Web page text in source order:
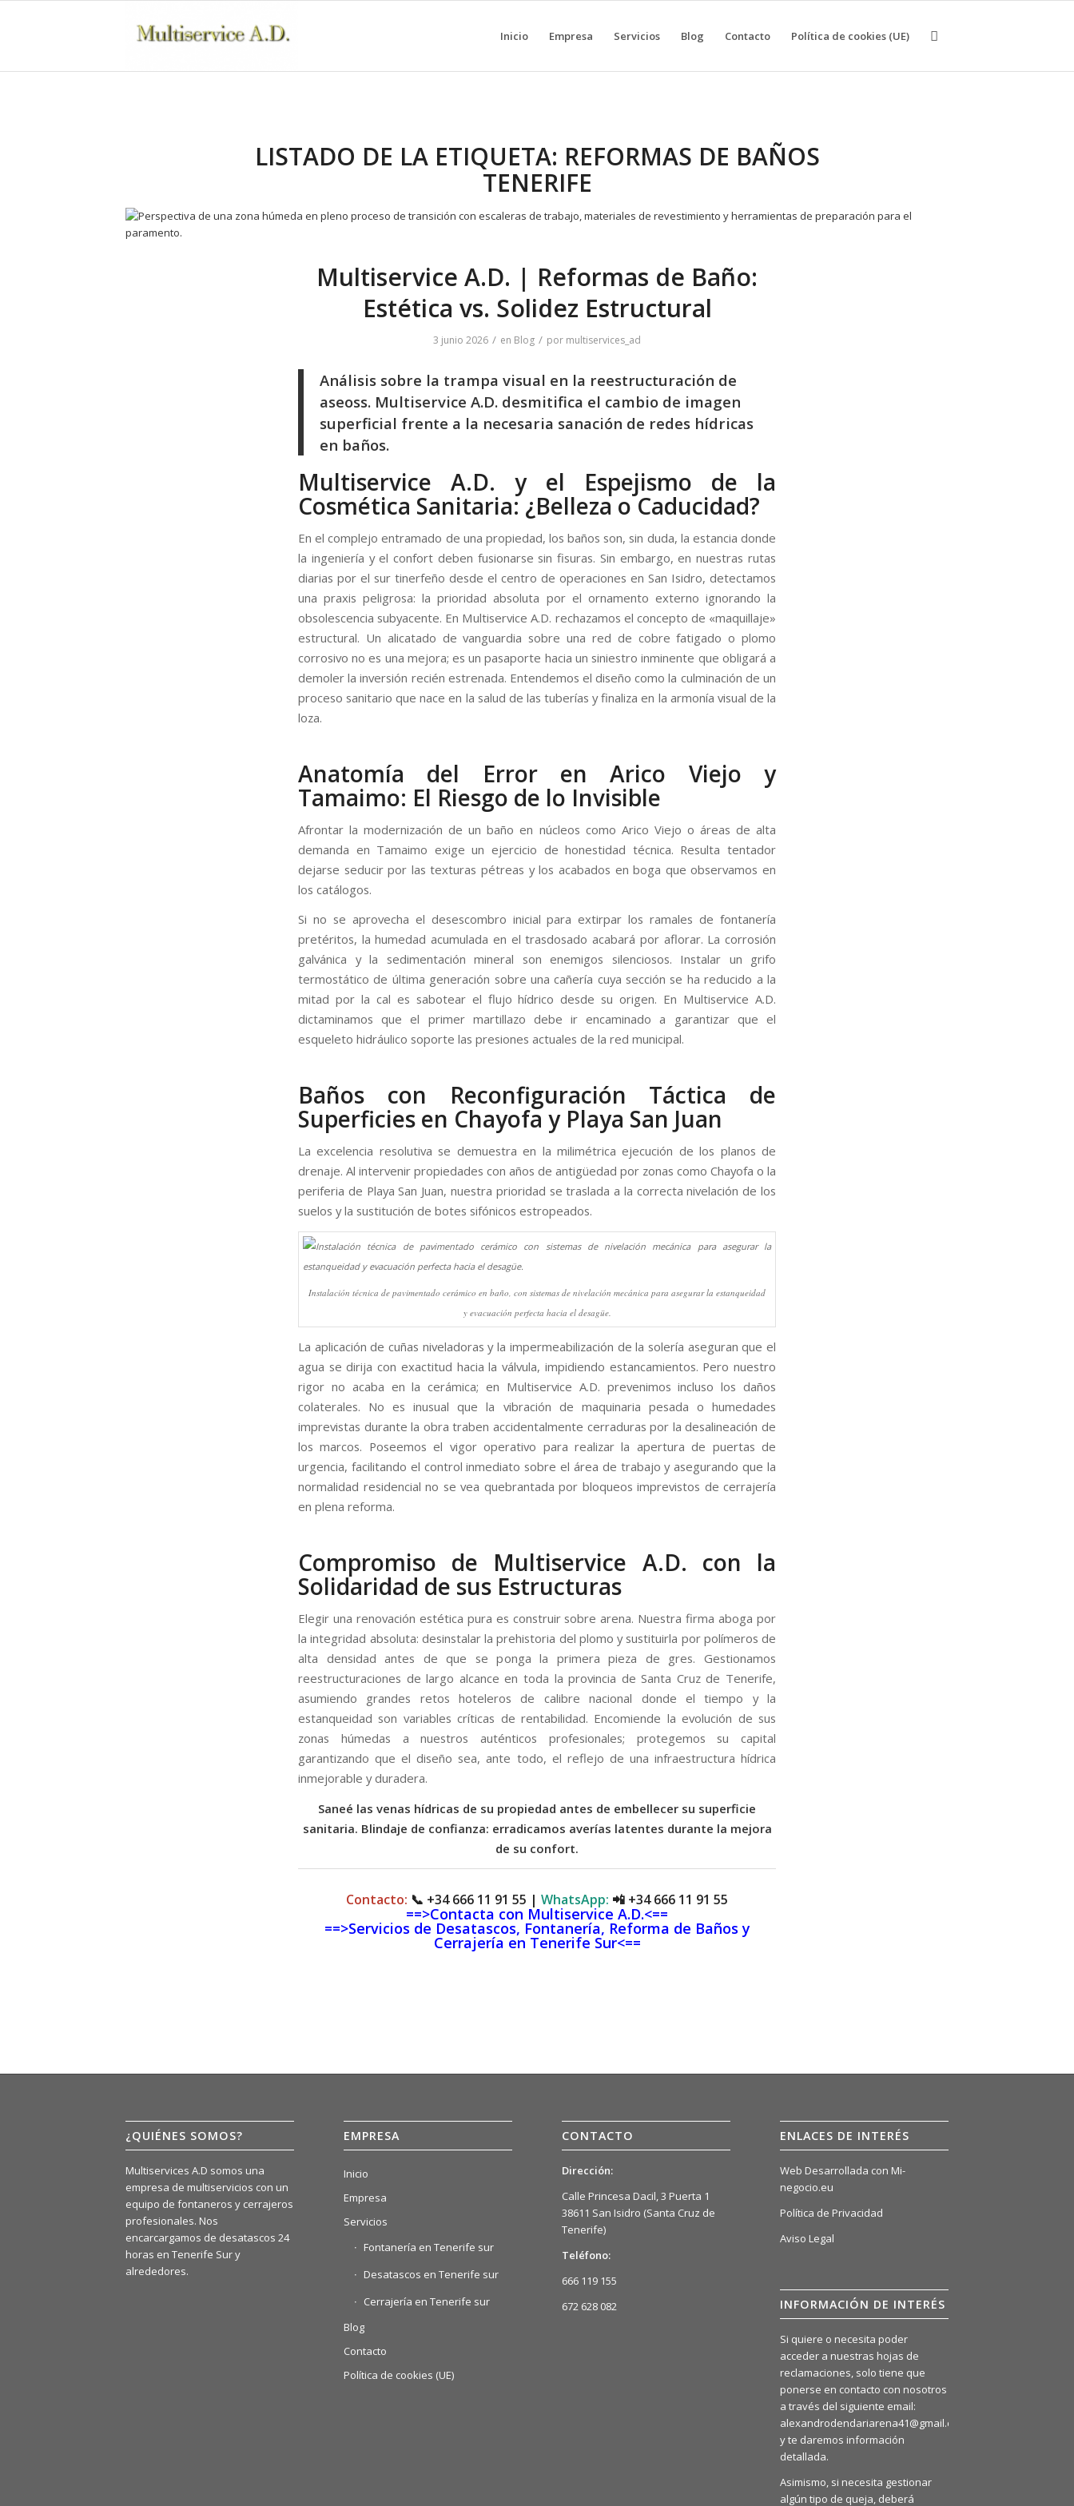
Inicio Empresa Servicios Blog Contacto Política de cookies (UE)
LISTADO DE LA ETIQUETA: REFORMAS DE BAÑOS
TENERIFE
Multiservice A.D. | Reformas de Baño:
Estética vs. Solidez Estructural
3 junio 2026 / en Blog / por multiservices_ad
Análisis sobre la trampa visual en la reestructuración de
aseoss. Multiservice A.D. desmitifica el cambio de imagen
superficial frente a la necesaria sanación de redes hídricas
en baños.
Multiservice A.D. y el Espejismo de la
Cosmética Sanitaria: ¿Belleza o Caducidad?
En el complejo entramado de una propiedad, los baños son, sin duda, la estancia donde
la ingeniería y el confort deben fusionarse sin fisuras. Sin embargo, en nuestras rutas
diarias por el sur tinerfeño desde el centro de operaciones en San Isidro, detectamos
una praxis peligrosa: la prioridad absoluta por el ornamento externo ignorando la
obsolescencia subyacente. En Multiservice A.D. rechazamos el concepto de «maquillaje»
estructural. Un alicatado de vanguardia sobre una red de cobre fatigado o plomo
corrosivo no es una mejora; es un pasaporte hacia un siniestro inminente que obligará a
demoler la inversión recién estrenada. Entendemos el diseño como la culminación de un
proceso sanitario que nace en la salud de las tuberías y finaliza en la armonía visual de la
loza.
Anatomía del Error en Arico Viejo y
Tamaimo: El Riesgo de lo Invisible
Afrontar la modernización de un baño en núcleos como Arico Viejo o áreas de alta
demanda en Tamaimo exige un ejercicio de honestidad técnica. Resulta tentador
dejarse seducir por las texturas pétreas y los acabados en boga que observamos en
los catálogos.
Si no se aprovecha el desescombro inicial para extirpar los ramales de fontanería
pretéritos, la humedad acumulada en el trasdosado acabará por aflorar. La corrosión
galvánica y la sedimentación mineral son enemigos silenciosos. Instalar un grifo
termostático de última generación sobre una cañería cuya sección se ha reducido a la
mitad por la cal es sabotear el flujo hídrico desde su origen. En Multiservice A.D.
dictaminamos que el primer martillazo debe ir encaminado a garantizar que el
esqueleto hidráulico soporte las presiones actuales de la red municipal.
Baños con Reconfiguración Táctica de
Superficies en Chayofa y Playa San Juan
La excelencia resolutiva se demuestra en la milimétrica ejecución de los planos de
drenaje. Al intervenir propiedades con años de antigüedad por zonas como Chayofa o la
periferia de Playa San Juan, nuestra prioridad se traslada a la correcta nivelación de los
suelos y la sustitución de botes sifónicos estropeados.
Instalación técnica de pavimentado cerámico en baño, con sistemas de nivelación mecánica para asegurar la estanqueidad
y evacuación perfecta hacia el desagüe.
La aplicación de cuñas niveladoras y la impermeabilización de la solería aseguran que el
agua se dirija con exactitud hacia la válvula, impidiendo estancamientos. Pero nuestro
rigor no acaba en la cerámica; en Multiservice A.D. prevenimos incluso los daños
colaterales. No es inusual que la vibración de maquinaria pesada o humedades
imprevistas durante la obra traben accidentalmente cerraduras por la desalineación de
los marcos. Poseemos el vigor operativo para realizar la apertura de puertas de
urgencia, facilitando el control inmediato sobre el área de trabajo y asegurando que la
normalidad residencial no se vea quebrantada por bloqueos imprevistos de cerrajería
en plena reforma.
Compromiso de Multiservice A.D. con la
Solidaridad de sus Estructuras
Elegir una renovación estética pura es construir sobre arena. Nuestra firma aboga por
la integridad absoluta: desinstalar la prehistoria del plomo y sustituirla por polímeros de
alta densidad antes de que se ponga la primera pieza de gres. Gestionamos
reestructuraciones de largo alcance en toda la provincia de Santa Cruz de Tenerife,
asumiendo grandes retos hoteleros de calibre nacional donde el tiempo y la
estanqueidad son variables críticas de rentabilidad. Encomiende la evolución de sus
zonas húmedas a nuestros auténticos profesionales; protegemos su capital
garantizando que el diseño sea, ante todo, el reflejo de una infraestructura hídrica
inmejorable y duradera.
Saneé las venas hídricas de su propiedad antes de embellecer su superficie
sanitaria. Blindaje de confianza: erradicamos averías latentes durante la mejora
de su confort.
Contacto: 📞 +34 666 11 91 55 | WhatsApp: 📲 +34 666 11 91 55
==>Contacta con Multiservice A.D.<==
==>Servicios de Desatascos, Fontanería, Reforma de Baños y
Cerrajería en Tenerife Sur<==
¿QUIÉNES SOMOS?
Multiservices A.D somos una
empresa de multiservicios con un
equipo de fontaneros y cerrajeros
profesionales. Nos
encarcargamos de desatascos 24
horas en Tenerife Sur y
alrededores.
EMPRESA
Inicio
Empresa
Servicios
Fontanería en Tenerife sur
Desatascos en Tenerife sur
Cerrajería en Tenerife sur
Blog
Contacto
Política de cookies (UE)
CONTACTO
Dirección:
Calle Princesa Dacil, 3 Puerta 1
38611 San Isidro (Santa Cruz de
Tenerife)
Teléfono:
666 119 155
672 628 082
ENLACES DE INTERÉS
Web Desarrollada con Mi-
negocio.eu
Política de Privacidad
Aviso Legal
INFORMACIÓN DE INTERÉS
Si quiere o necesita poder
acceder a nuestras hojas de
reclamaciones, solo tiene que
ponerse en contacto con nosotros
a través del siguiente email:
alexandrodendariarena41@gmail.com
y te daremos información
detallada.
Asimismo, si necesita gestionar
algún tipo de queja, deberá